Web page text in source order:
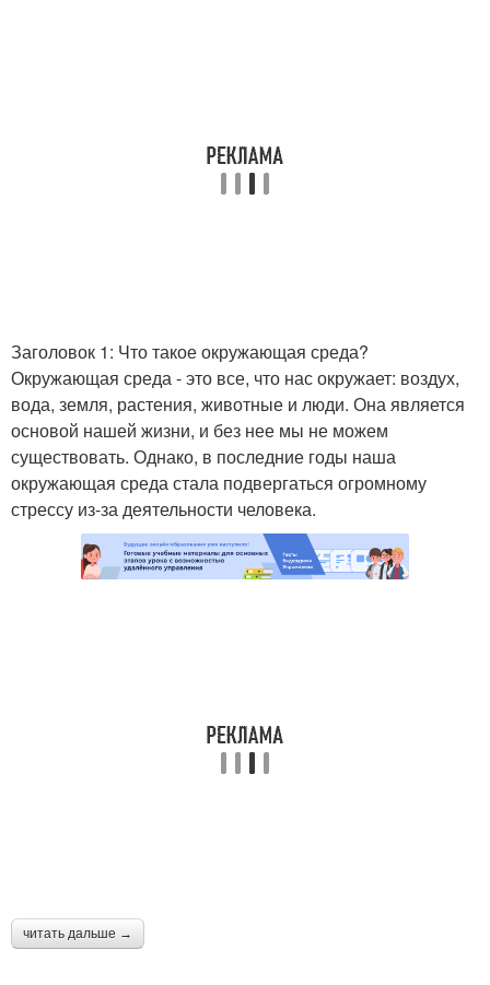
Заголовок 1: Что такое окружающая среда?
Окружающая среда - это все, что нас окружает: воздух,
вода, земля, растения, животные и люди. Она является
основой нашей жизни, и без нее мы не можем
существовать. Однако, в последние годы наша
окружающая среда стала подвергаться огромному
стрессу из-за деятельности человека.
читать дальше →